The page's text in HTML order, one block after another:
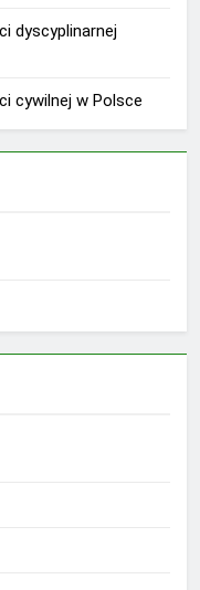
dyscyplinarnej
cywilnej w Polsce